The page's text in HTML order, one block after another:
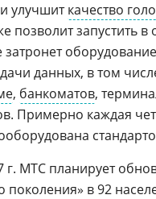
улучшиткачество
позволит запустить
данных, в том
, банкоматов,
Примерно каждая
г. МТС планирует
поколения» в 92